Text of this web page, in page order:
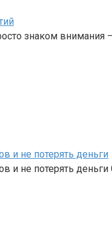
знаком внимания
и не потерять деньги
и не потерять